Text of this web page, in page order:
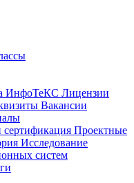
ИнфоТеКС Лицензии
Вакансии
Проектные
Исследование
систем